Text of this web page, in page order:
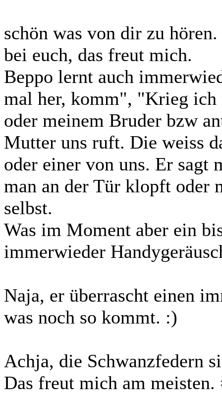
schön was von dir zu
bei euch, das freut mich.
Beppo lernt auch
mal her, komm", "Krieg ich
oder meinem Bruder bzw
Mutter uns ruft. Die weiss
oder einer von uns. Er sagt
man an der Tür klopft oder
selbst.
Was im Moment aber ein
immerwieder
Naja, er überrascht einen
was noch so kommt. :)
Achja, die Schwanzfedern
Das freut mich am meisten.